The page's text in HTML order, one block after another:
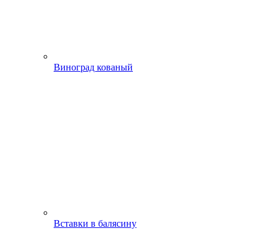
Виноград кованый
Вставки в балясину